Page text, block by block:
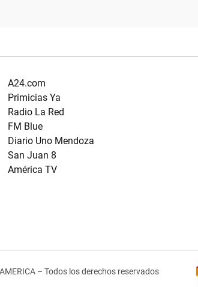
A24.com
Primicias Ya
Radio La Red
FM Blue
Diario Uno Mendoza
San Juan 8
América TV
– Todos los derechos reservados